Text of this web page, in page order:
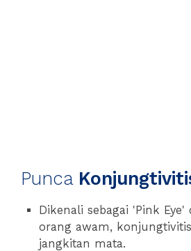
Punca
Dikenali sebagai 'Pink Eye'
orang awam,
jangkitan mata.